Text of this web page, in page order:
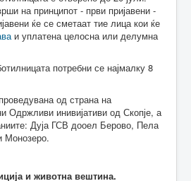
на принципот - први пријавени -
ќе се сметаат тие лица кои ќе
и уплатена целосна или делумна
потребни се најмалку 8
од страна на
Одржливи инивијативи од Скопје, а
Дуја ГСВ дооел Берово, Пела
Монозеро.
и животна вештина.